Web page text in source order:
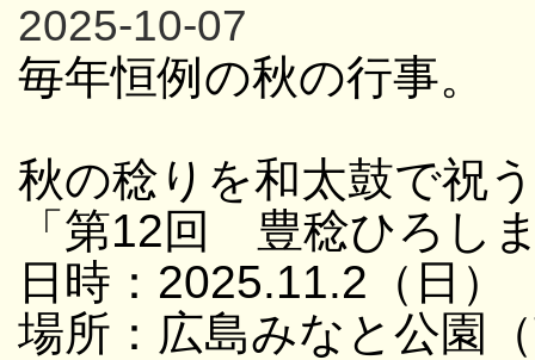
2025-10-07
毎年恒例の秋の行事。
秋の稔りを和太鼓で祝
「第12回 豊稔ひろし
日時：2025.11.2（日
場所：広島みなと公園